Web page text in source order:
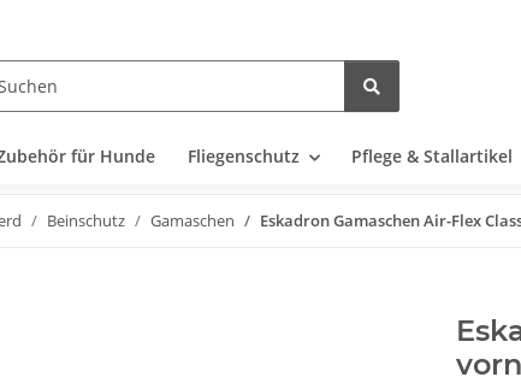
für Hunde Fliegenschutz Pflege & Stallartikel
Beinschutz Gamaschen Eskadron Gamaschen Air-Flex